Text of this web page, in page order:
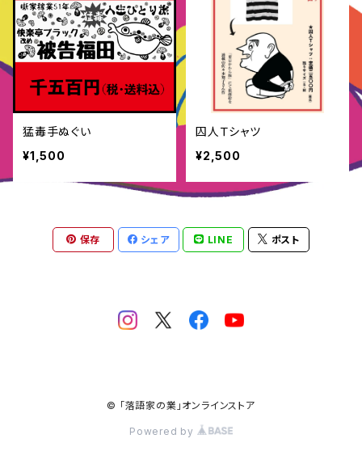
猛毒手ぬぐい
¥1,500
囚人Ｔシャツ
¥2,500
保存 シェア LINE ポスト
© 「落語家の業」オンラインストア
Powered by